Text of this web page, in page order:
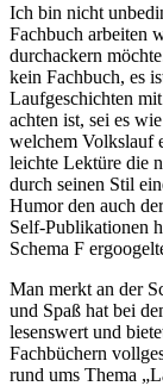
Ich bin nicht
Fachbuch arbeiten
durchackern
kein Fachbuch, es
Laufgeschichten
achten ist, sei es
welchem Volkslauf
leichte Lektüre die
durch seinen Stil
Humor den auch
Self-Publikationen
Schema F
Man merkt an der
und Spaß hat bei
lesenswert und
Fachbüchern
rund ums Thema